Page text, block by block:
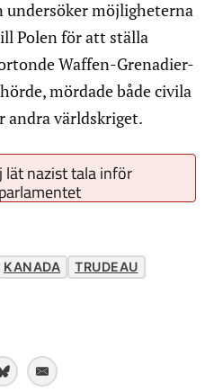
möjligheterna
Polen för att ställa
Waffen-Grenadier-
mördade både civila
andra världskriget.
lät nazist tala inför
KANADA
TRUDEAU